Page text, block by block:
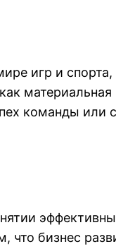
игр и
материальная
команды или
что бизнес